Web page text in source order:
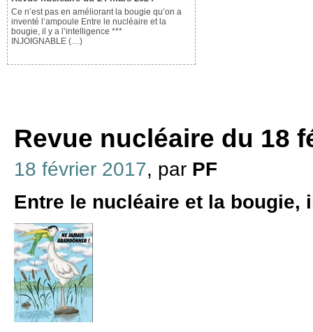
Ce n’est pas en améliorant la bougie qu’on a
inventé l’ampoule Entre le nucléaire et la
bougie, il y a l’intelligence ***
INJOIGNABLE (…)
Revue nucléaire du 18
18 février 2017, par PF
Entre le nucléaire et la bougie,